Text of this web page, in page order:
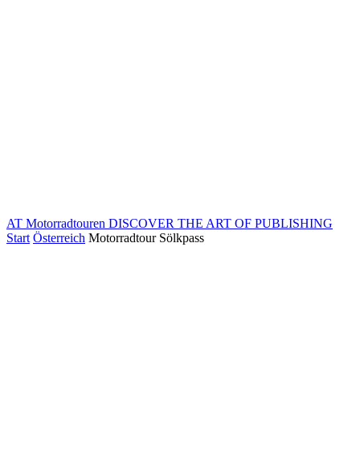
AT Motorradtouren DISCOVER THE ART OF PUBLISHING
Start Österreich Motorradtour Sölkpass